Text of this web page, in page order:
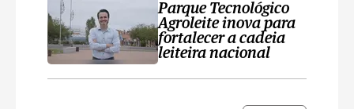
Parque Tecnológico
Agroleite inova para
fortalecer a cadeia
leiteira nacional